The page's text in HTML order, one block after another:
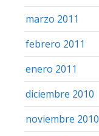
marzo 2011
febrero 2011
enero 2011
diciembre 2010
noviembre 2010